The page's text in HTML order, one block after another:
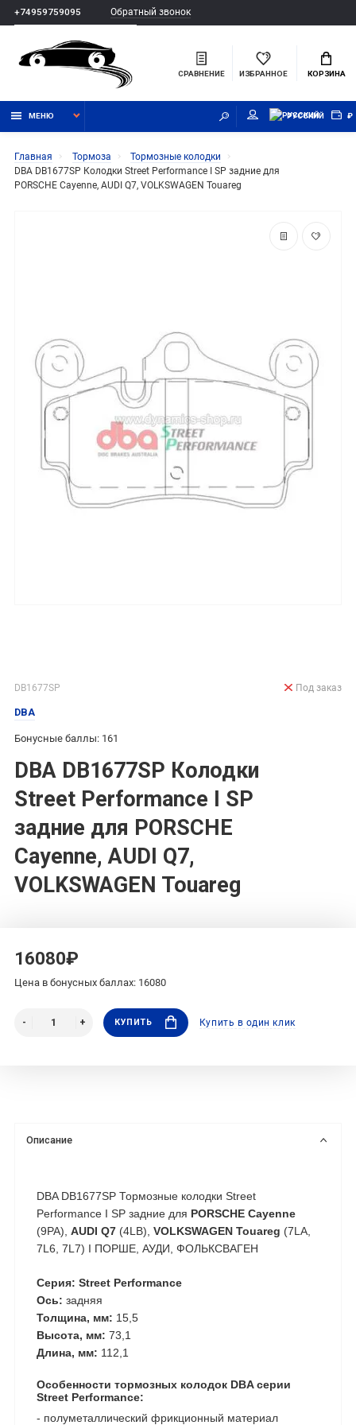
+74959759095 Обратный звонок
СРАВНЕНИЕ ИЗБРАННОЕ КОРЗИНА
МЕНЮ РУССКИЙ ₽
Главная Тормоза
Тормозные колодки
DBA DB1677SP Колодки Street Performance I SP задние для
PORSCHE Cayenne, AUDI Q7, VOLKSWAGEN Touareg
DB1677SP
DBA
Бонусные баллы: 161
DBA DB1677SP Колодки
Street Performance I SP
задние для PORSCHE
Cayenne, AUDI Q7,
VOLKSWAGEN Touareg
Под заказ
16080₽
Цена в бонусных баллах: 16080
КУПИТЬ Купить в один клик
Описание
DBA DB1677SP Тормозные колодки Street
Performance I SP задние для PORSCHE Cayenne
(9PA), AUDI Q7 (4LB), VOLKSWAGEN Touareg (7LA,
7L6, 7L7) I ПОРШЕ, АУДИ, ФОЛЬКСВАГЕН
Серия: Street Performance
Ось: задняя
Толщина, мм: 15,5
Высота, мм: 73,1
Длина, мм: 112,1
Особенности тормозных колодок DBA серии
Street Performance:
- полуметаллический фрикционный материал